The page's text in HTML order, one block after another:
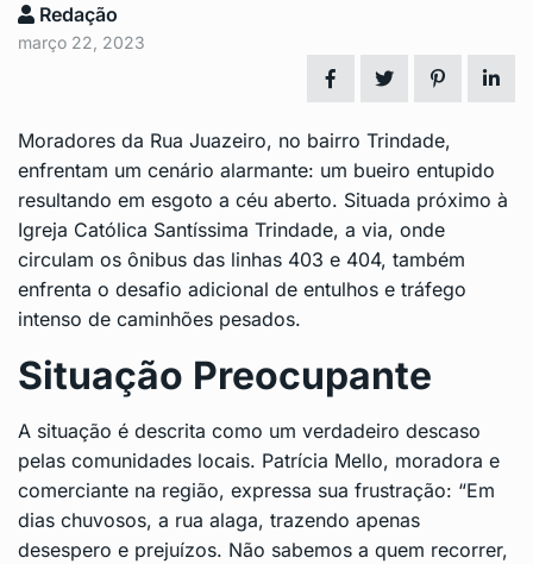
Redação
março 22, 2023
Moradores da Rua Juazeiro, no bairro Trindade,
enfrentam um cenário alarmante: um bueiro entupido
resultando em esgoto a céu aberto. Situada próximo à
Igreja Católica Santíssima Trindade, a via, onde
circulam os ônibus das linhas 403 e 404, também
enfrenta o desafio adicional de entulhos e tráfego
intenso de caminhões pesados.
Situação Preocupante
A situação é descrita como um verdadeiro descaso
pelas comunidades locais. Patrícia Mello, moradora e
comerciante na região, expressa sua frustração: “Em
dias chuvosos, a rua alaga, trazendo apenas
desespero e prejuízos. Não sabemos a quem recorrer,